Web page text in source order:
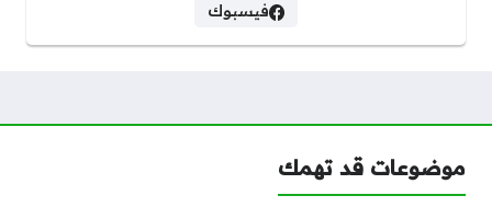
فيسبوك
موضوعات قد تهمك